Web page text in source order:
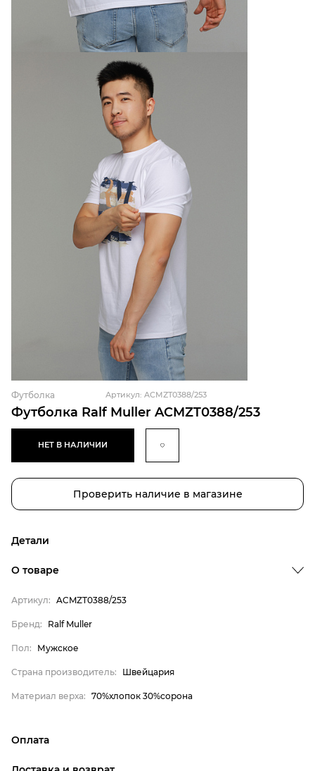
Футболка Ralf Muller ACMZT0388/253
Футболка Артикул: ACMZT0388/253
НЕТ В НАЛИЧИИ
Проверить наличие в магазине
Детали
Материал верха
Ralf Muller
Мужское
О товаре
Артикул: ACMZT0388/253
Бренд: Ralf Muller
Пол: Мужское
Страна производитель: Швейцария
Материал верха: 70%хлопок 30%сорона
Оплата